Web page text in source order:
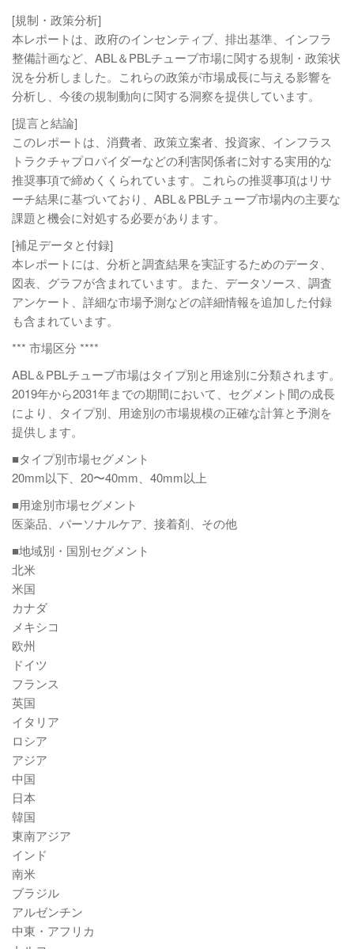
[規制・政策分析]
本レポートは、政府のインセンティブ、排出基準、インフラ
整備計画など、ABL＆PBLチューブ市場に関する規制・政策状
況を分析しました。これらの政策が市場成長に与える影響を
分析し、今後の規制動向に関する洞察を提供しています。
[提言と結論]
このレポートは、消費者、政策立案者、投資家、インフラス
トラクチャプロバイダーなどの利害関係者に対する実用的な
推奨事項で締めくくられています。これらの推奨事項はリサ
ーチ結果に基づいており、ABL＆PBLチューブ市場内の主要な
課題と機会に対処する必要があります。
[補足データと付録]
本レポートには、分析と調査結果を実証するためのデータ、
図表、グラフが含まれています。また、データソース、調査
アンケート、詳細な市場予測などの詳細情報を追加した付録
も含まれています。
*** 市場区分 ****
ABL＆PBLチューブ市場はタイプ別と用途別に分類されます。
2019年から2031年までの期間において、セグメント間の成長
により、タイプ別、用途別の市場規模の正確な計算と予測を
提供します。
■タイプ別市場セグメント
20mm以下、20〜40mm、40mm以上
■用途別市場セグメント
医薬品、パーソナルケア、接着剤、その他
■地域別・国別セグメント
北米
米国
カナダ
メキシコ
欧州
ドイツ
フランス
英国
イタリア
ロシア
アジア
中国
日本
韓国
東南アジア
インド
南米
ブラジル
アルゼンチン
中東・アフリカ